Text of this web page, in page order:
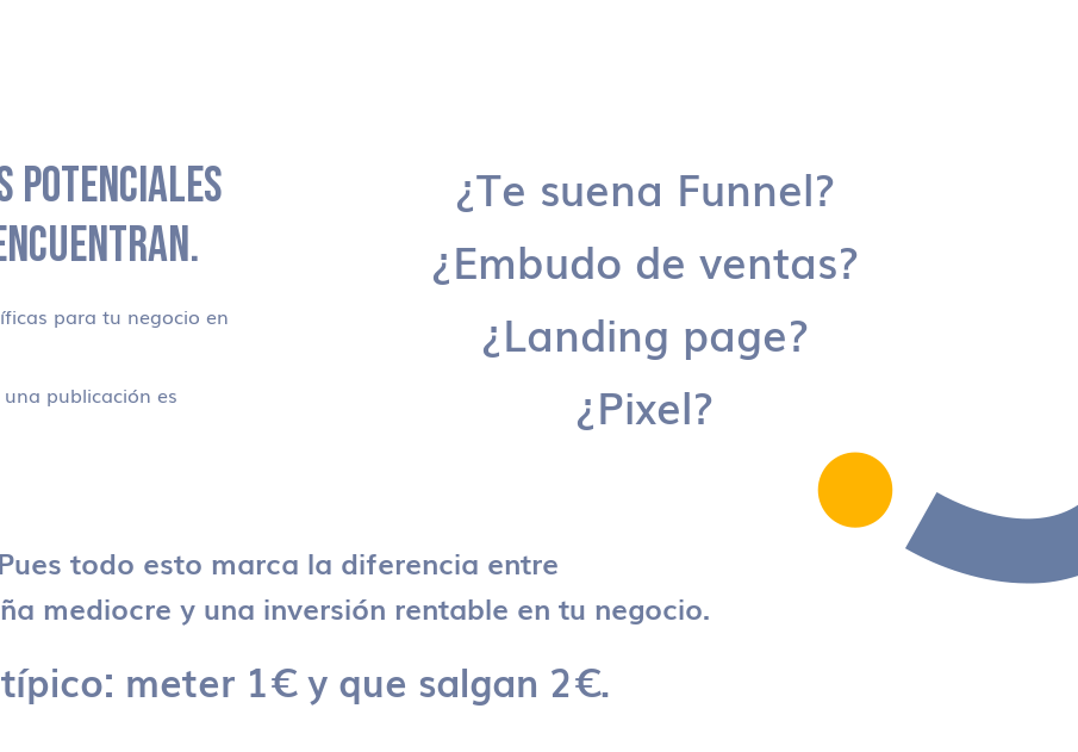
POTENCIALES
para tu negocio en
publicación es
¿Te suena Funnel?
¿Embudo de ventas?
¿Landing page?
¿Pixel?
Pues todo esto marca la diferencia entre
mediocre y una inversión rentable en tu negocio.
meter 1€ y que salgan 2€.